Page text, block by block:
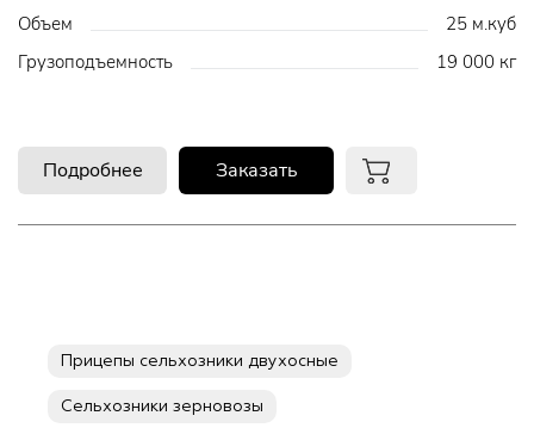
Объем
25 м.куб
Грузоподъемность
19 000 кг
Подробнее Заказать
Прицепы сельхозники двухосные
Сельхозники зерновозы